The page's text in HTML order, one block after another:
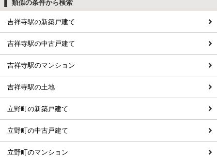
類似の条件から検索
吉祥寺駅の新築戸建て
吉祥寺駅の中古戸建て
吉祥寺駅のマンション
吉祥寺駅の土地
立野町の新築戸建て
立野町の中古戸建て
立野町のマンション